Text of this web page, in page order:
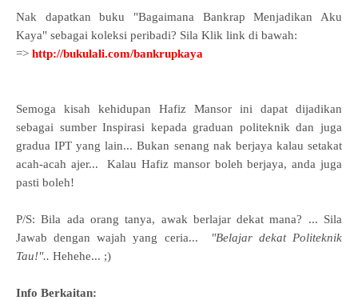
Nak dapatkan buku "Bagaimana Bankrap Menjadikan Aku
Kaya" sebagai koleksi peribadi? Sila Klik link di bawah:
=> http://bukulali.com/bankrupkaya
Semoga kisah kehidupan Hafiz Mansor ini dapat dijadikan
sebagai sumber Inspirasi kepada graduan politeknik dan juga
gradua IPT yang lain... Bukan senang nak berjaya kalau setakat
acah-acah ajer... Kalau Hafiz mansor boleh berjaya, anda juga
pasti boleh!
P/S: Bila ada orang tanya, awak berlajar dekat mana? ... Sila
Jawab dengan wajah yang ceria...
"Belajar dekat Politeknik
Tau!".. Hehehe... ;)
Info Berkaitan: